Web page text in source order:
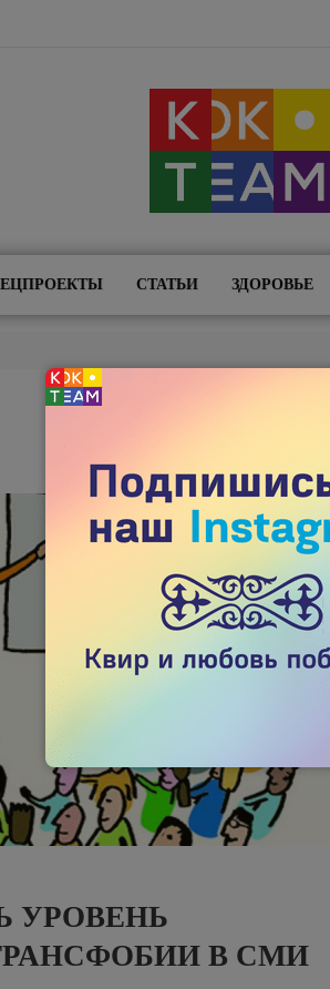
СТАТЬИ ЗДОРОВЬЕ
УРОВЕНЬ
В СМИ